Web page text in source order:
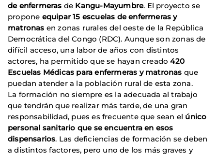
de enfermeras de Kangu-Mayumbre. El proyecto se
propone equipar 15 escuelas de enfermeras y
matronas en zonas rurales del oeste de la República
Democrática del Congo (RDC). Aunque son zonas de
difícil acceso, una labor de años con distintos
actores, ha permitido que se hayan creado420
Escuelas Médicas para enfermeras y matronas que
puedan atender a la población rural de esta zona.
La formación no siempre es la adecuada al trabajo
que tendrán que realizar más tarde, de una gran
responsabilidad, pues es frecuente que sean el único
personal sanitario que se encuentra en esos
dispensarios. Las deficiencias de formación se deben
a distintos factores, pero uno de los más graves y